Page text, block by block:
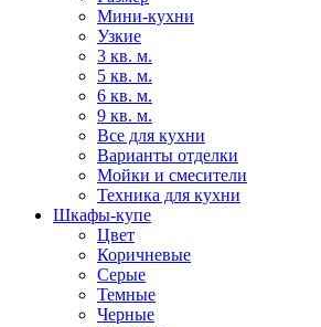
Мини-кухни
Узкие
3 кв. м.
5 кв. м.
6 кв. м.
9 кв. м.
Все для кухни
Варианты отделки
Мойки и смесители
Техника для кухни
Шкафы-купе
Цвет
Коричневые
Серые
Темные
Черные